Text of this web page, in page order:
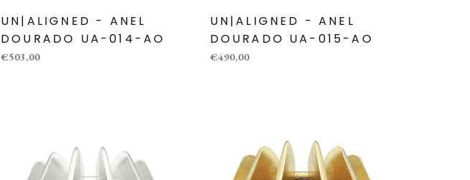
UN|ALIGNED - ANEL
DOURADO UA-014-AO
€503,00
UN|ALIGNED - ANEL
DOURADO UA-015-AO
€490,00